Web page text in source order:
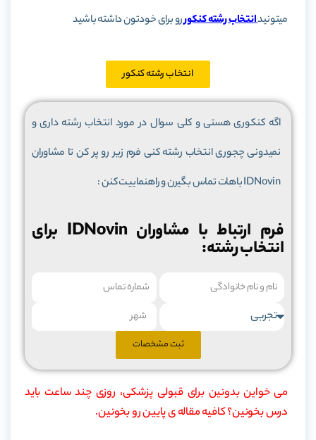
میتونیدانتخاب رشته کنکوررو برای خودتون داشته باشید
انتخاب رشته کنکور
اگه کنکوری هستی و کلی سوال در مورد انتخاب رشته داری و
نمیدونی چجوری انتخاب رشته کنی فرم زیر رو پر کن تا مشاوران
IDNovin باهات تماس بگیرن و راهنماییت کنن :
فرم ارتباط با مشاوران IDNovin برای
انتخاب رشته:
ثبت مشخصات
می خواین بدونین برای قبولی پزشکی، روزی چند ساعت باید
درس بخونین؟ کافیه مقاله ی پایین رو بخونین.